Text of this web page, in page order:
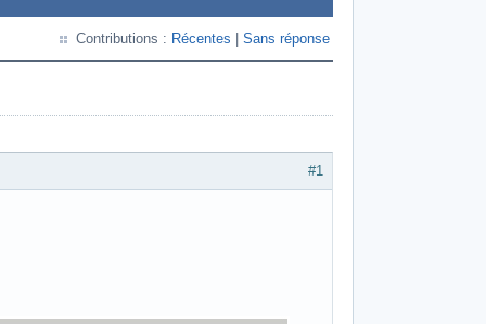
Contributions : Récentes Sans réponse
#1